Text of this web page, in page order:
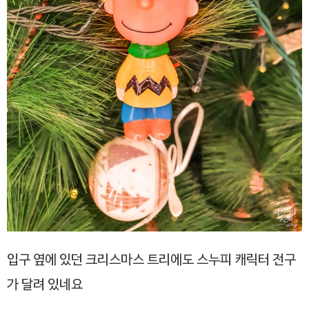
입구 옆에 있던 크리스마스 트리에도 스누피 캐릭터 전구
가 달려 있네요